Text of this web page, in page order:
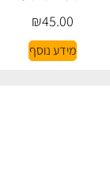
₪45.00
מידע נוסף